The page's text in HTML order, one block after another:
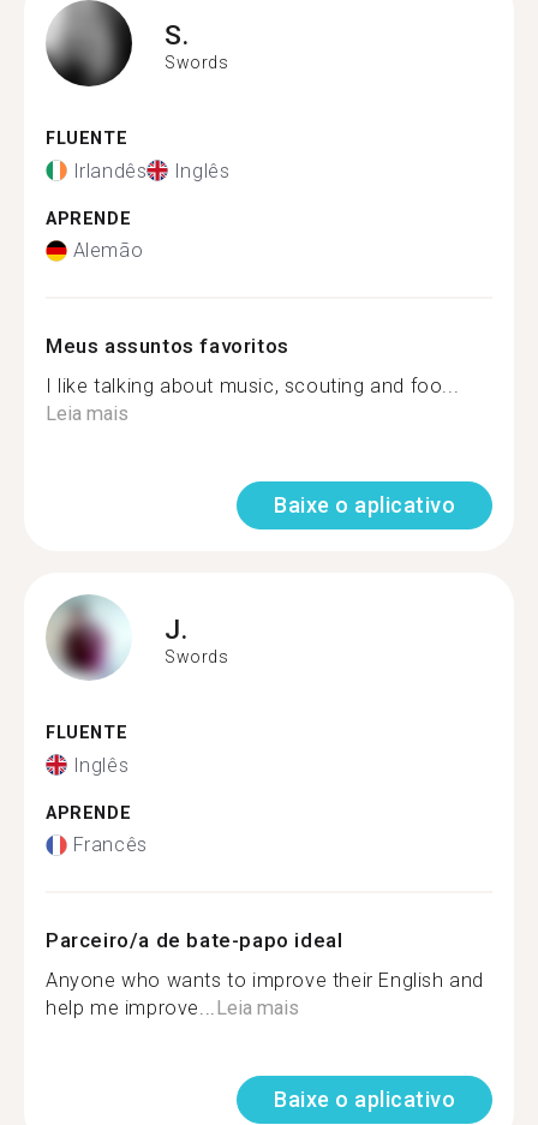
S.
Swords
FLUENTE
Irlandês Inglês
APRENDE
Alemão
Meus assuntos favoritos
I like talking about music, scouting and foo...
Leia mais
Baixe o aplicativo
J.
Swords
FLUENTE
Inglês
APRENDE
Francês
Parceiro/a de bate-papo ideal
Anyone who wants to improve their English and
help me improve...Leia mais
Baixe o aplicativo